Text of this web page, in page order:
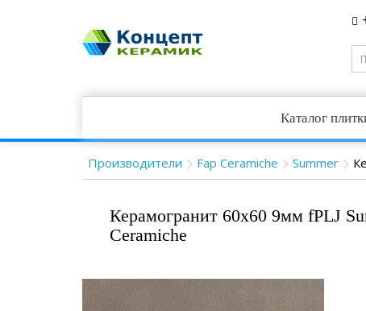
Каталог
Производители Fap Ceramiche Summer
Керамогранит 60x60 9мм fPLJ
Ceramiche